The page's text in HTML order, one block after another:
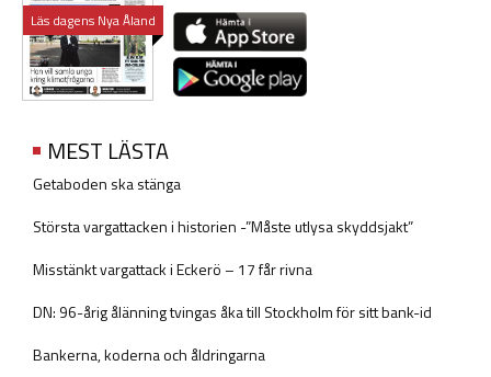
Läs dagens Nya Åland
MEST LÄSTA
Getaboden ska stänga
Största vargattacken i historien -”Måste utlysa skyddsjakt”
Misstänkt vargattack i Eckerö – 17 får rivna
DN: 96-årig ålänning tvingas åka till Stockholm för sitt bank-id
Bankerna, koderna och åldringarna